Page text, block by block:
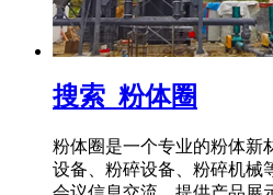
搜索_粉体圈
粉体圈是一个专业的粉体新
设备、粉碎设备、粉碎机械